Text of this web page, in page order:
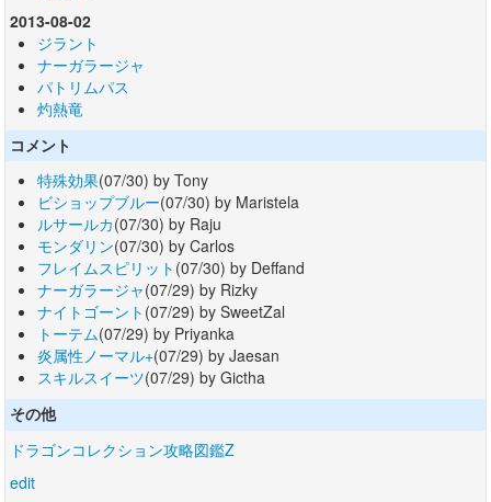
2013-08-02
ジラント
ナーガラージャ
パトリムパス
灼熱竜
コメント
特殊効果(07/30) by Tony
ビショップブルー(07/30) by Maristela
ルサールカ(07/30) by Raju
モンダリン(07/30) by Carlos
フレイムスピリット (07/30) by Deffand
ナーガラージャ(07/29) by Rizky
ナイトゴーント (07/29) by SweetZal
トーテム(07/29) by Priyanka
炎属性ノーマル+(07/29) by Jaesan
スキルスイーツ(07/29) by Gictha
その他
ドラゴンコレクション攻略図鑑Z
edit